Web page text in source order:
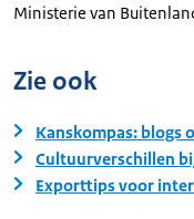
Ministerie van
Zie ook
Kanskompas: blogs
Cultuurverschillen
Exporttips voor